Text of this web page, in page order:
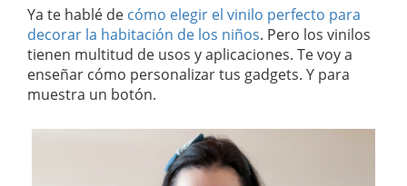
Ya te hablé de cómo elegir el vinilo perfecto para
decorar la habitación de los niños. Pero los vinilos
tienen multitud de usos y aplicaciones. Te voy a
enseñar cómo personalizar tus gadgets. Y para
muestra un botón.